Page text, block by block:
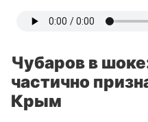
Чубаров в
частично
Крым